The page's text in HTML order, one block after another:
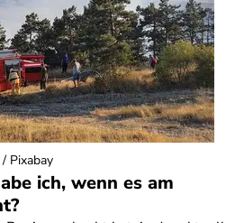
ich, wenn es am
Pixabay